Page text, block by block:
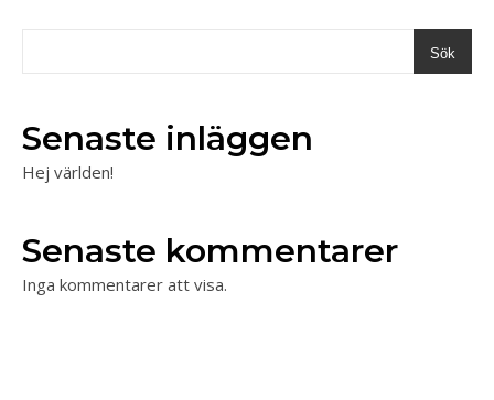
Sök
Senaste inläggen
Hej världen!
Senaste kommentarer
Inga kommentarer att visa.